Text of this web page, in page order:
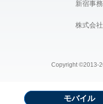
新宿事
株式会
Copyright ©2013-
モバイル